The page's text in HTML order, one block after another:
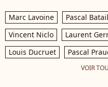
Marc Lavoine Pascal
Vincent Niclo
Laurent
Louis Ducruet
Pascal
VOIR